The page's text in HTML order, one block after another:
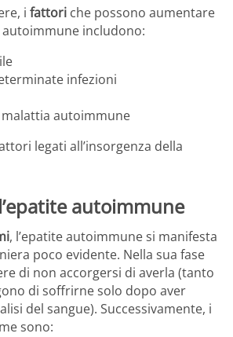
i fattori che possono aumentare
includono:
infezioni
malattia autoimmune
legati all’insorgenza della
autoimmune
, l’epatite autoimmune si manifesta
poco evidente. Nella sua fase
di non accorgersi di averla (tanto
di soffrirne solo dopo aver
del sangue). Successivamente, i
sono: